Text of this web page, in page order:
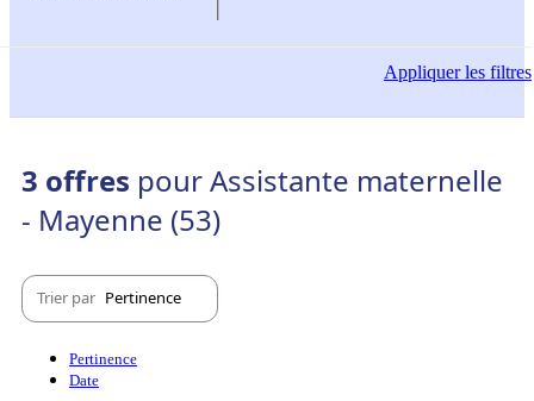
Appliquerles filtres
3 offres pour Assistante maternelle
- Mayenne (53)
Trier par Pertinence
Pertinence
Date